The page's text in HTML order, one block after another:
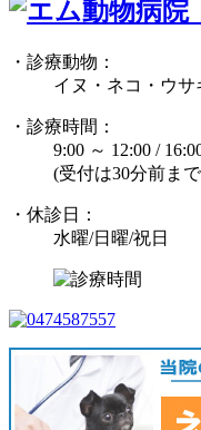
・診療動物：
イヌ・ネコ・ウ
・診療時間：
9:00 ～ 12:00 /
(受付は30分前ま
・休診日：
水曜/日曜/祝日